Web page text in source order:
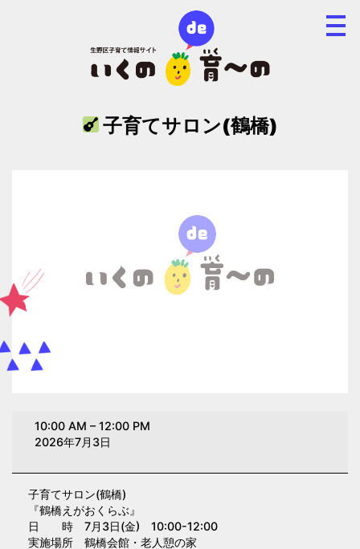
子育てサロン(鶴橋)
10:00 AM –12:00 PM
2026年7月3日
子育てサロン(鶴橋)
『鶴橋えがおくらぶ』
日 時 7月3日(金) 10:00-12:00
実施場所 鶴橋会館・老人憩の家